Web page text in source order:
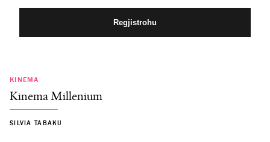
KINEMA
Kinema Millenium
SILVIA TABAKU